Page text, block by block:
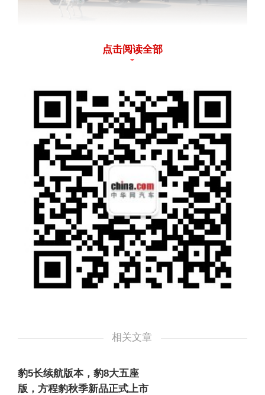
座舱内，飞翼式仪表台、C形星际氛围灯与豹
具科幻力的驾驶氛围；AI智能座舱与多功能灵
动岛，支持语音交互、场景模式一键切换，15.
6英寸中控屏、12英寸HUD与帝瓦雷音响，搭
配人体工学座椅与冷暖冰箱，让每一程都沉浸
于舒适与潮流乐趣中。
另一大亮点是具有“潮改拓展”能力，钛3拥有无
限创造力的科技基底。方程豹联合多家潮改厂
点击阅读全部
相关文章
豹5长续航版本，豹8大五座
版，方程豹秋季新品正式上市